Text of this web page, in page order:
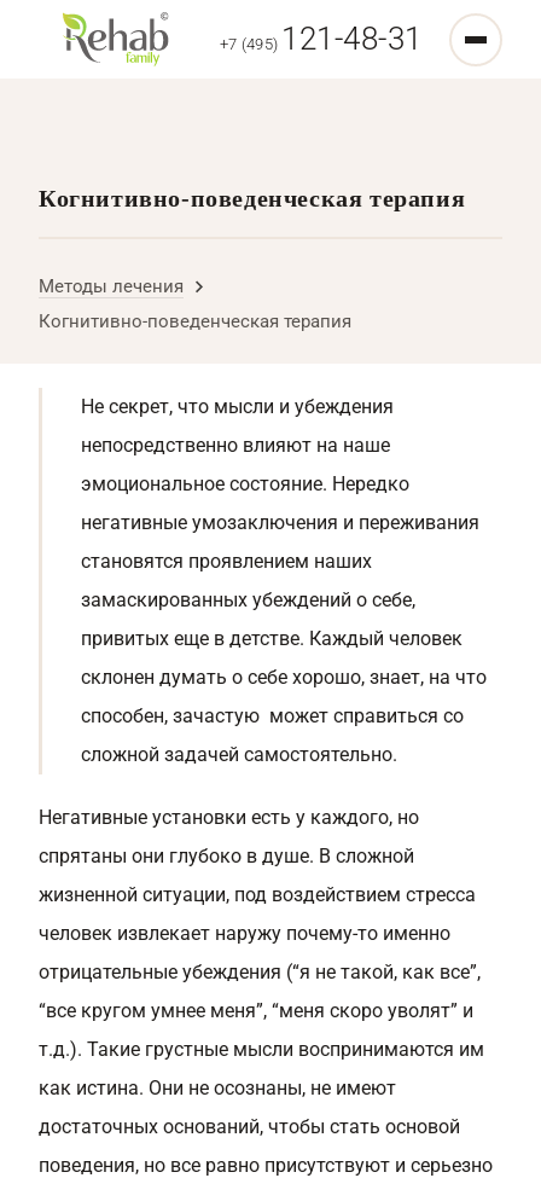
+7 (495) 121-48-31
Когнитивно-поведенческая терапия
Методы лечения
Когнитивно-поведенческая терапия
Не секрет, что мысли и убеждения
непосредственно влияют на наше
эмоциональное состояние. Нередко
негативные умозаключения и переживания
становятся проявлением наших
замаскированных убеждений о себе,
привитых еще в детстве. Каждый человек
склонен думать о себе хорошо, знает, на что
способен, зачастую может справиться со
сложной задачей самостоятельно.
Негативные установки есть у каждого, но
спрятаны они глубоко в душе. В сложной
жизненной ситуации, под воздействием стресса
человек извлекает наружу почему-то именно
отрицательные убеждения (“я не такой, как все”,
“все кругом умнее меня”, “меня скоро уволят” и
т.д.). Такие грустные мысли воспринимаются им
как истина. Они не осознаны, не имеют
достаточных оснований, чтобы стать основой
поведения, но все равно присутствуют и серьезно